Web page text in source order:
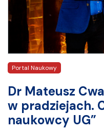
Portal Naukowy
Dr Mateusz
w pradziejach.
naukowcy UG”